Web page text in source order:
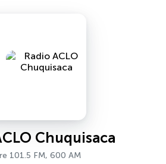
Chuquisaca
101.5 FM, 600 AM